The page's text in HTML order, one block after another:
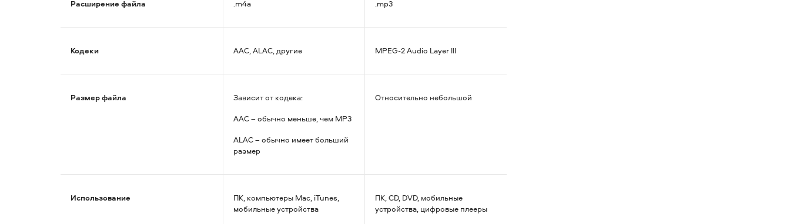
Расширение файла .m4a .mp3
Кодеки AAC, ALAC, другие MPEG-2 Audio Layer III
Размер файла
Зависит от кодека:
AAC – обычно меньше, чем MP3
ALAC – обычно имеет больший
размер
Относительно небольшой
Использование
ПК, компьютеры Mac, iTunes,
мобильные устройства
ПК, CD, DVD, мобильные
устройства, цифровые плееры